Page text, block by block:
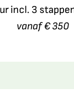
incl. 3
vanaf € 350